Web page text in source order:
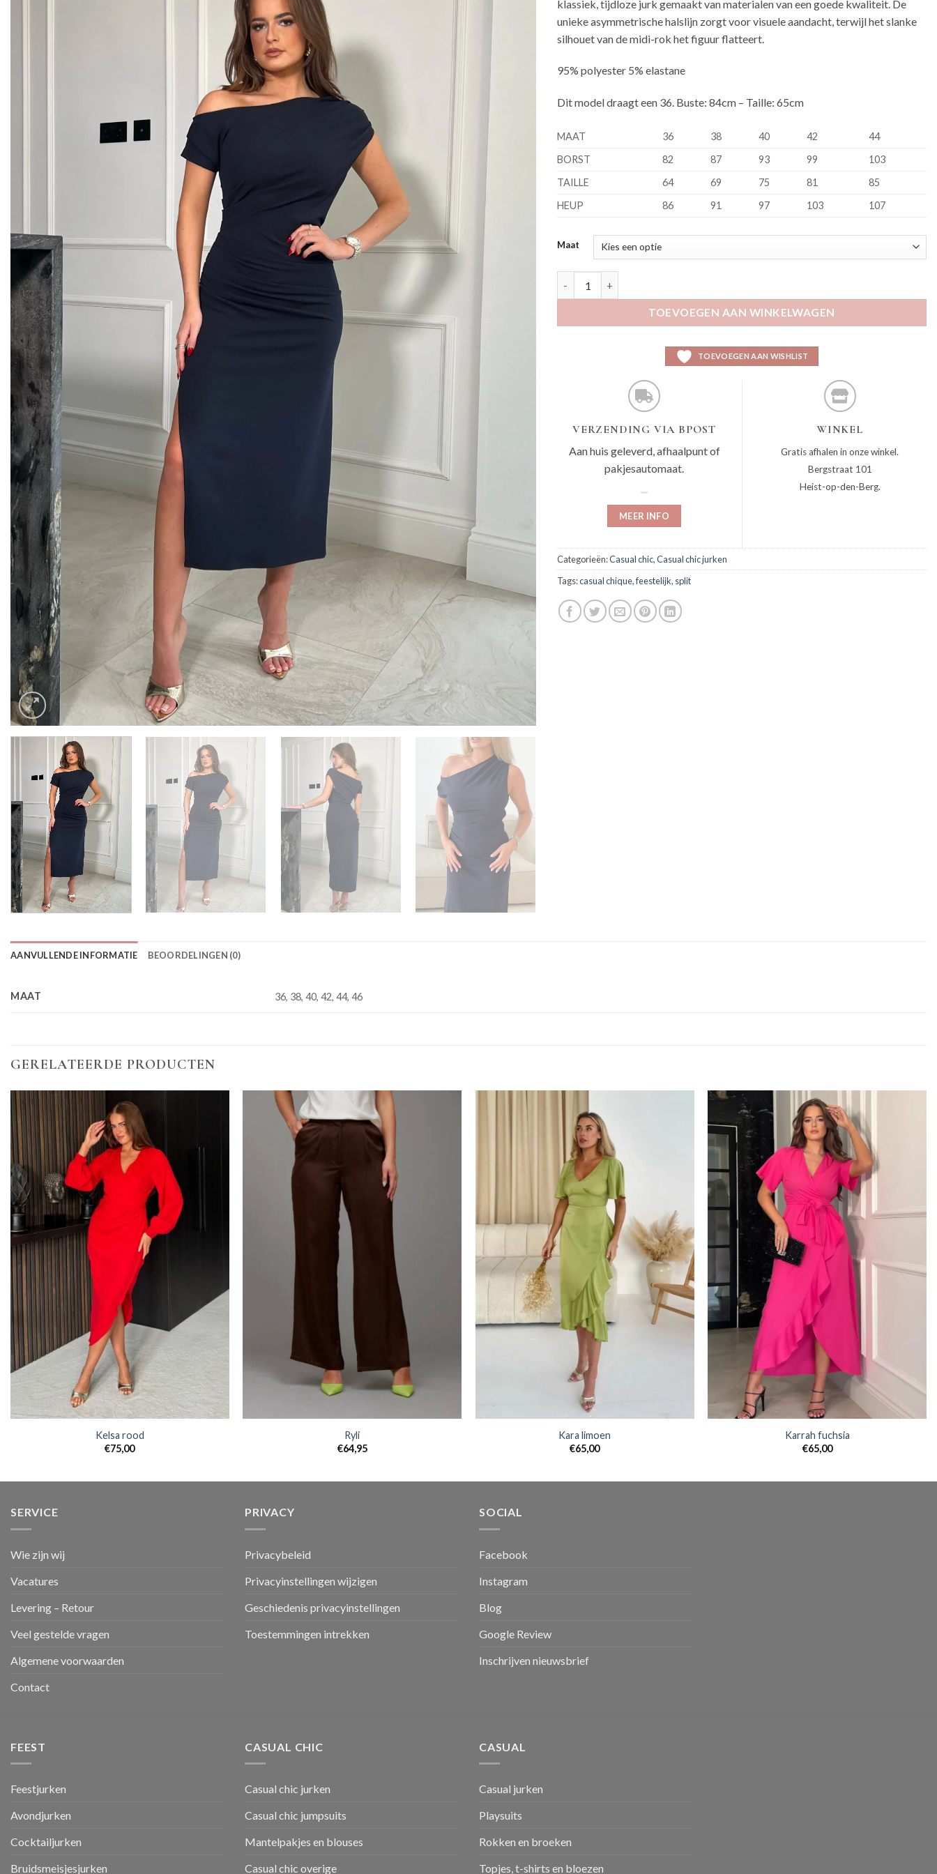
klassiek, tijdloze jurk gemaakt van materialen van een goede kwaliteit. De
unieke asymmetrische halslijn zorgt voor visuele aandacht, terwijl het slanke
silhouet van de midi-rok het figuur flatteert.
95% polyester 5% elastane
Dit model draagt een 36. Buste: 84cm – Taille: 65cm
MAAT 36 38 40 42
44
BORST
82 87 93 99
103
TAILLE
64 69 75 81
85
HEUP
86 91 97 103 107
Maat
TOEVOEGEN AAN WINKELWAGEN
TOEVOEGEN AAN WISHLIST
VERZENDING VIA BPOST
Aan huis geleverd, afhaalpunt of
pakjesautomaat.
MEER INFO
WINKEL
Gratis afhalen in onze winkel.
Bergstraat 101
Heist-op-den-Berg.
Categorieën:Casual chic,Casual chic jurken
Tags:casual chique,feestelijk, split
AANVULLENDE INFORMATIE BEOORDELINGEN (0)
MAAT 36, 38, 40, 42, 44, 46
GERELATEERDE PRODUCTEN
Kelsa rood
€75,00
Ryli
€64,95
Kara limoen
€65,00
Karrah fuchsia
€65,00
SERVICE
Wie zijn wij
Vacatures
Levering – Retour
Veel gestelde vragen
Algemene voorwaarden
Contact
PRIVACY
Privacybeleid
Privacyinstellingen wijzigen
Geschiedenis privacyinstellingen
Toestemmingen intrekken
SOCIAL
Facebook
Instagram
Blog
Google Review
Inschrijven nieuwsbrief
FEEST
Feestjurken
Avondjurken
Cocktailjurken
Bruidsmeisjesjurken
CASUAL CHIC
Casual chic jurken
Casual chic jumpsuits
Mantelpakjes en blouses
Casual chic overige
CASUAL
Casual jurken
Playsuits
Rokken en broeken
Topjes, t-shirts en bloezen